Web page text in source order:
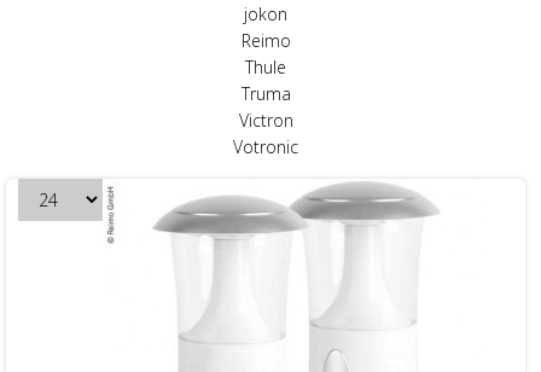
jokon
Reimo
Thule
Truma
Victron
Votronic